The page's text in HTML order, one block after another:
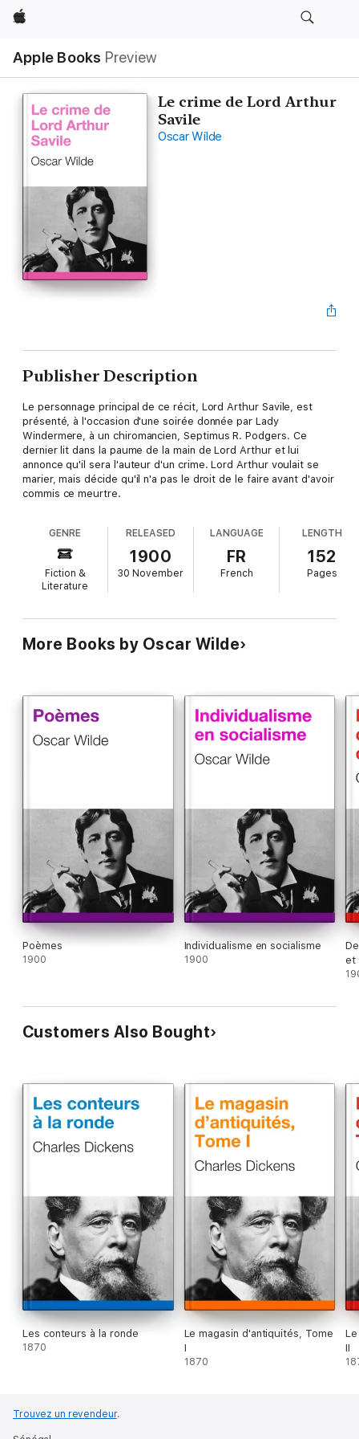
Apple
Apple Books Preview
Le crime de Lord Arthur
Savile
Oscar Wilde
Publisher Description
Le personnage principal de ce récit, Lord Arthur Savile, est
présenté, à l'occasion d'une soirée donnée par Lady
Windermere, à un chiromancien, Septimus R. Podgers. Ce
dernier lit dans la paume de la main de Lord Arthur et lui
annonce qu'il sera l'auteur d'un crime. Lord Arthur voulait se
marier, mais décide qu'il n'a pas le droit de le faire avant d'avoir
commis ce meurtre.
GENRE
Fiction &
Literature
RELEASED
1900
30 November
LANGUAGE
FR
French
LENGTH
152
Pages
More Books by Oscar Wilde
Poèmes
1900
Individualisme en socialisme
1900
et
Customers Also Bought
Les conteurs à la ronde
1870
Le magasin d'antiquités, Tome
I
1870
II
Trouvez un revendeur.